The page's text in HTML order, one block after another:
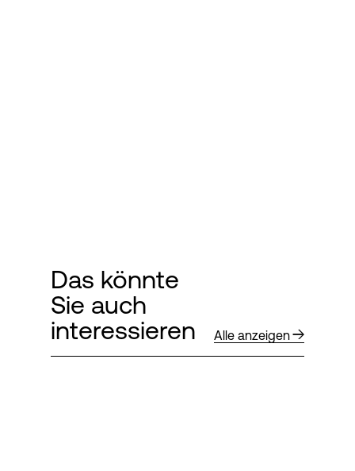
Das könnte
Sie auch
interessieren
Alle anzeigen